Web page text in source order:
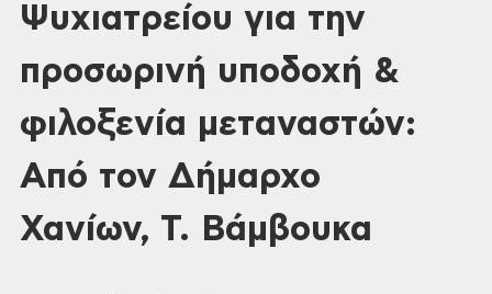
Ψυχιατρείου για την
προσωρινή υποδοχή &
φιλοξενία μεταναστών:
Από τον Δήμαρχο
Χανίων, Τ. Βάμβουκα